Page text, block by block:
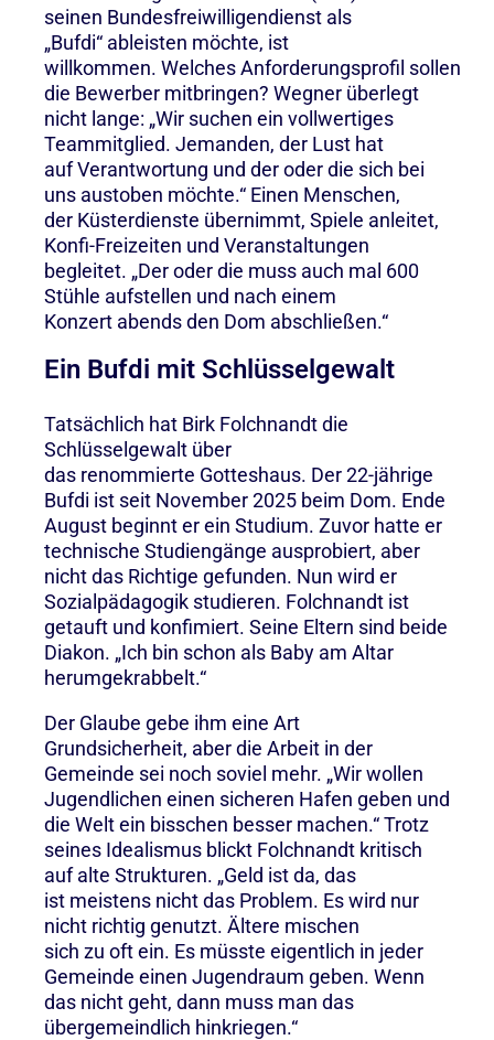
seinen Bundesfreiwilligendienst als
„Bufdi“ ableisten möchte, ist
willkommen. Welches Anforderungsprofil sollen
die Bewerber mitbringen? Wegner überlegt
nicht lange: „Wir suchen ein vollwertiges
Teammitglied. Jemanden, der Lust hat
auf Verantwortung und der oder die sich bei
uns austoben möchte.“ Einen Menschen,
der Küsterdienste übernimmt, Spiele anleitet,
Konfi-Freizeiten und Veranstaltungen
begleitet. „Der oder die muss auch mal 600
Stühle aufstellen und nach einem
Konzert abends den Dom abschließen.“
Ein Bufdi mit Schlüsselgewalt
Tatsächlich hat Birk Folchnandt die
Schlüsselgewalt über
das renommierte Gotteshaus. Der 22-jährige
Bufdi ist seit November 2025 beim Dom. Ende
August beginnt er ein Studium. Zuvor hatte er
technische Studiengänge ausprobiert, aber
nicht das Richtige gefunden. Nun wird er
Sozialpädagogik studieren. Folchnandt ist
getauft und konfimiert. Seine Eltern sind beide
Diakon. „Ich bin schon als Baby am Altar
herumgekrabbelt.“
Der Glaube gebe ihm eine Art
Grundsicherheit, aber die Arbeit in der
Gemeinde sei noch soviel mehr. „Wir wollen
Jugendlichen einen sicheren Hafen geben und
die Welt ein bisschen besser machen.“ Trotz
seines Idealismus blickt Folchnandt kritisch
auf alte Strukturen. „Geld ist da, das
ist meistens nicht das Problem. Es wird nur
nicht richtig genutzt. Ältere mischen
sich zu oft ein. Es müsste eigentlich in jeder
Gemeinde einen Jugendraum geben. Wenn
das nicht geht, dann muss man das
übergemeindlich hinkriegen.“